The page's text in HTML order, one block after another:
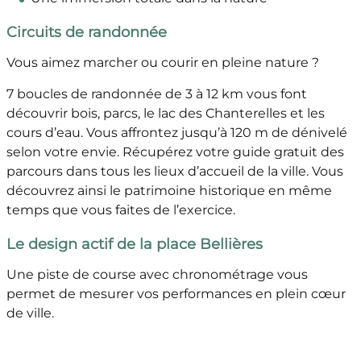
Circuits de randonnée
Vous aimez marcher ou courir en pleine nature ?
7 boucles de randonnée de 3 à 12 km vous font
découvrir bois, parcs, le lac des Chanterelles et les
cours d’eau. Vous affrontez jusqu’à 120 m de dénivelé
selon votre envie. Récupérez votre guide gratuit des
parcours dans tous les lieux d’accueil de la ville. Vous
découvrez ainsi le patrimoine historique en même
temps que vous faites de l’exercice.
Le design actif de la place Bellières
Une piste de course avec chronométrage vous
permet de mesurer vos performances en plein cœur
de ville.